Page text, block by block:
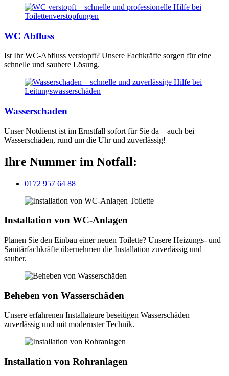
WC Abfluss
Ist Ihr WC-Abfluss verstopft? Unsere Fachkräfte sorgen für eine
schnelle und saubere Lösung.
Wasserschaden
Unser Notdienst ist im Ernstfall sofort für Sie da – auch bei
Wasserschäden, rund um die Uhr und zuverlässig!
Ihre Nummer im Notfall:
0172 957 64 88
Installation von WC-Anlagen
Planen Sie den Einbau einer neuen Toilette? Unsere Heizungs- und
Sanitärfachkräfte übernehmen die Installation zuverlässig und
sauber.
Beheben von Wasserschäden
Unsere erfahrenen Installateure beseitigen Wasserschäden
zuverlässig und mit modernster Technik.
Installation von Rohranlagen